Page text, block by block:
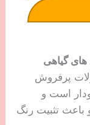
پرفروش
است و
تثبیت رنگ